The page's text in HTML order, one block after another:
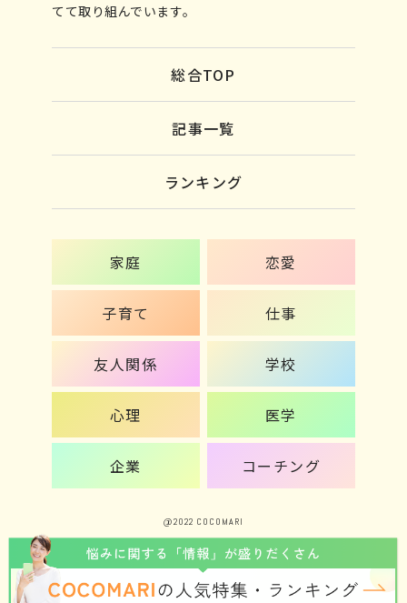
てて取り組んでいます。
総合TOP
記事一覧
ランキング
家庭 恋愛
子育て 仕事
友人関係 学校
心理 医学
企業 コーチング
@2022 COCOMARI